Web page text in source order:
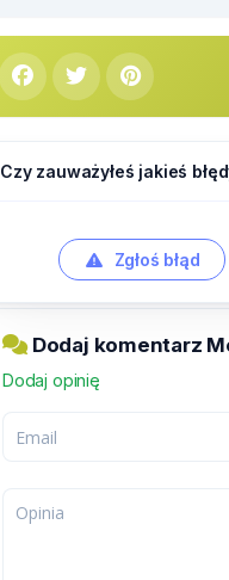
Czy zauważyłeś jakieś
Zgłoś błąd
Dodaj komentarz
Dodaj opinię